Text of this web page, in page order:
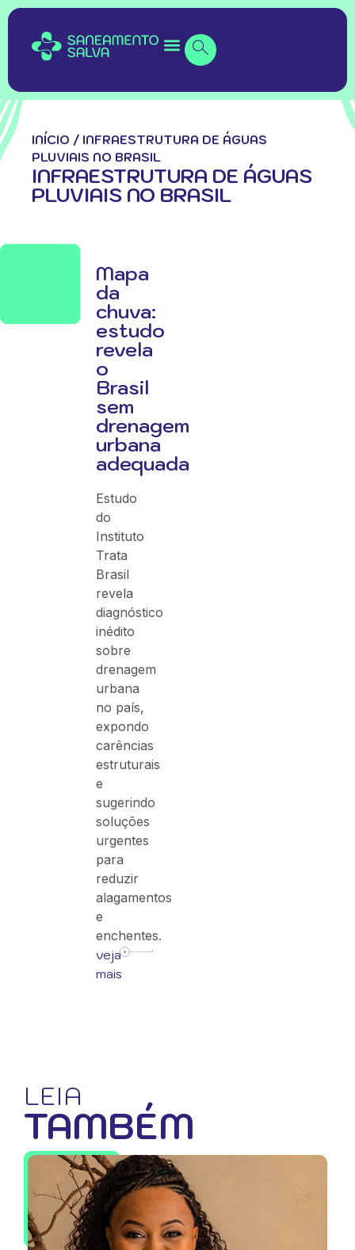
INÍCIO / INFRAESTRUTURA DE ÁGUAS
PLUVIAIS NO BRASIL
INFRAESTRUTURA DE ÁGUAS
PLUVIAIS NO BRASIL
Mapa
da
chuva:
estudo
revela
o
Brasil
sem
drenagem
urbana
adequada
Estudo
do
Instituto
Trata
Brasil
revela
diagnóstico
inédito
sobre
drenagem
urbana
no país,
expondo
carências
estruturais
e
sugerindo
soluções
urgentes
para
reduzir
alagamentos
e
enchentes.
veja
mais
LEIA
TAMBÉM